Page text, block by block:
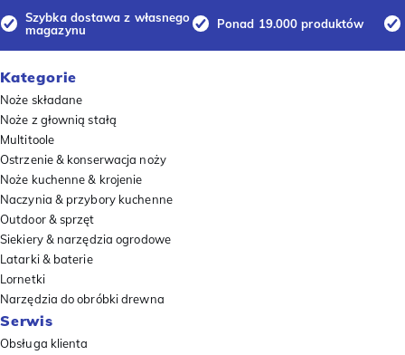
Szybka dostawa z własnego
magazynu
Ponad 19.000 produktów
Kategorie
Noże składane
Noże z głownią stałą
Multitoole
Ostrzenie & konserwacja noży
Noże kuchenne & krojenie
Naczynia & przybory kuchenne
Outdoor & sprzęt
Siekiery & narzędzia ogrodowe
Latarki & baterie
Lornetki
Narzędzia do obróbki drewna
Serwis
Obsługa klienta